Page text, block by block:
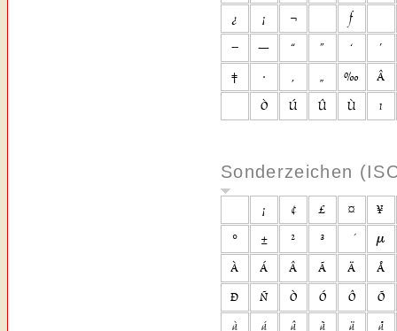
Sonderzeichen